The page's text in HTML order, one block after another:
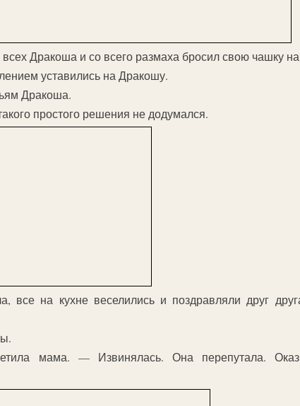
Дракоша и со всего размаха бросил свою чашку
уставились на Дракошу.
Дракоша.
простого решения не додумался.
все на кухне веселились и поздравляли друг
мама. — Извинялась. Она перепутала.